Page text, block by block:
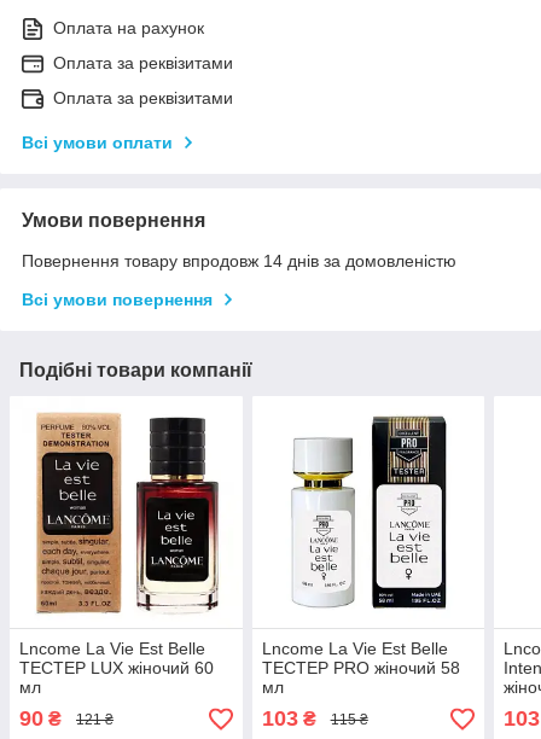
Оплата на рахунок
Оплата за реквізитами
Оплата за реквізитами
Всі умови оплати
Умови повернення
Повернення товару впродовж 14 днів за домовленістю
Всі умови повернення
Подібні товари компанії
Lncome La Vie Est Belle
ТЕСТЕР LUX жіночий 60
мл
90 ₴ 121 ₴
Lncome La Vie Est Belle
ТЕСТЕР PRO жіночий 58
мл
103₴ 115 ₴ 103